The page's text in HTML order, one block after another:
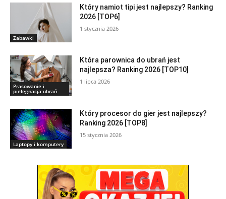
Zabawki
Który namiot tipi jest najlepszy? Ranking
2026 [TOP6]
1 stycznia 2026
Prasowanie i
pielęgnacja ubrań
Która parownica do ubrań jest
najlepsza? Ranking 2026 [TOP10]
1 lipca 2026
Laptopy i komputery
Który procesor do gier jest najlepszy?
Ranking 2026 [TOP8]
15 stycznia 2026